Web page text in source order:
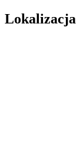
Lokalizacja